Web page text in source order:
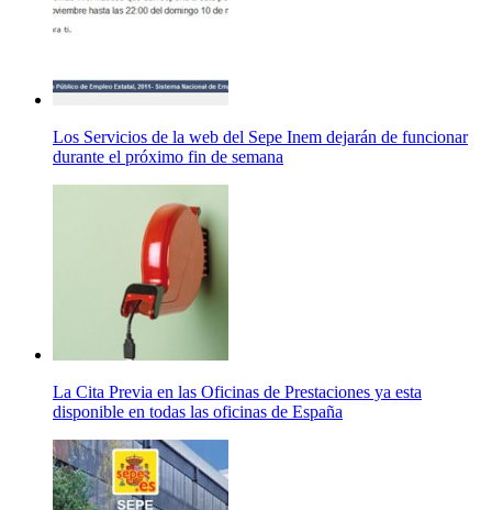
Los Servicios de la web del Sepe Inem dejarán de funcionar
durante el próximo fin de semana
La Cita Previa en las Oficinas de Prestaciones ya esta
disponible en todas las oficinas de España